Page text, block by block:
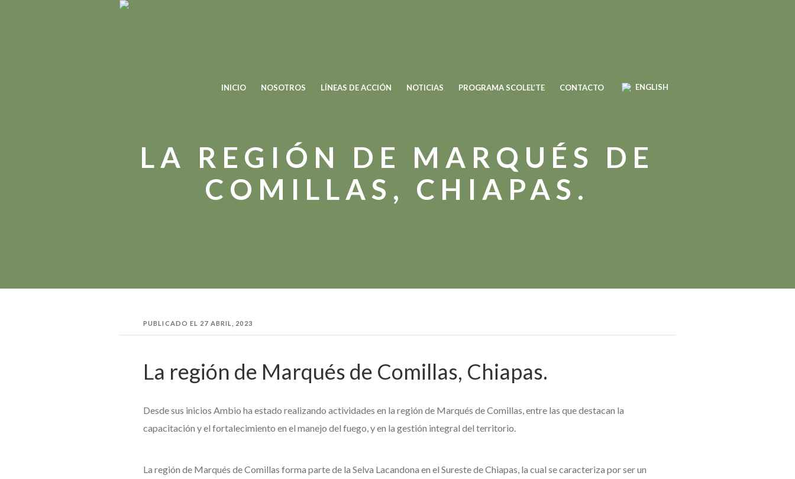
INICIO NOSOTROS LÍNEAS DE ACCIÓN NOTICIAS PROGRAMA SCOLEL’TE CONTACTO ENGLISH
LA REGIÓN DE MARQUÉS DE
COMILLAS, CHIAPAS.
PUBLICADO EL 27 ABRIL, 2023
La región de Marqués de Comillas, Chiapas.
Desde sus inicios Ambio ha estado realizando actividades en la región de Marqués de Comillas, entre las que destacan la
capacitación y el fortalecimiento en el manejo del fuego, y en la gestión integral del territorio.
La región de Marqués de Comillas forma parte de la Selva Lacandona en el Sureste de Chiapas, la cual se caracteriza por ser un